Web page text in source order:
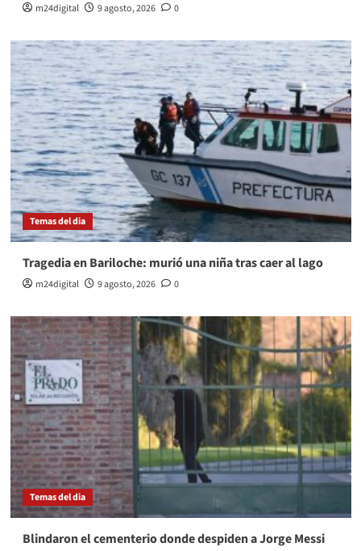
m24digital 9 agosto, 2026 0
Temas del dia
Tragedia en Bariloche: murió una niña tras caer al lago
m24digital 9 agosto, 2026 0
Temas del dia
Blindaron el cementerio donde despiden a Jorge Messi